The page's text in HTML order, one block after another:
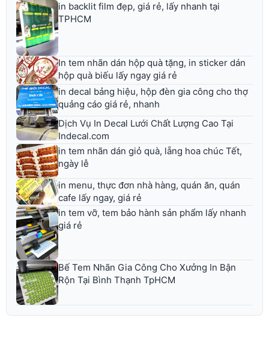
in backlit film đẹp, giá rẻ, lấy nhanh tại
TPHCM
In tem nhãn dán hộp quà tặng, in sticker dán
hộp quà biếu lấy ngay giá rẻ
in decal bảng hiệu, hộp đèn gia công cho thợ
quảng cáo giá rẻ, nhanh
Dịch Vụ In Decal Lưới Chất Lượng Cao Tại
Indecal.com
in tem nhãn dán giỏ quà, lẵng hoa chúc Tết,
ngày lễ
in menu, thực đơn nhà hàng, quán ăn, quán
cafe lấy ngay, giá rẻ
in tem vỡ, tem bảo hành sản phẩm lấy nhanh
giá rẻ
Bế Tem Nhãn Gia Công Cho Xưởng In Bận
Rộn Tại Bình Thạnh TpHCM